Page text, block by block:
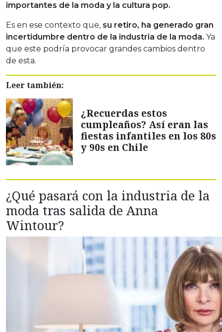
importantes de la moda y la cultura pop.
Es en ese contexto que, su retiro, ha generado gran
incertidumbre dentro de la industria de la moda. Ya
que este podría provocar grandes cambios dentro
de esta.
Leer también:
¿Recuerdas estos
cumpleaños? Así eran las
fiestas infantiles en los 80s
y 90s en Chile
¿Qué pasará con la industria de la
moda tras salida de Anna
Wintour?